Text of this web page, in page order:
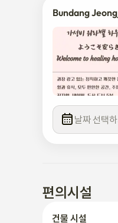
판교역 3분 (1정거장)
강남역 17분
네이버본사, 두산 도
서울대병원, 분당
일정과 비용 유연
Bundang
날짜 선택하
편의시설
건물 시설